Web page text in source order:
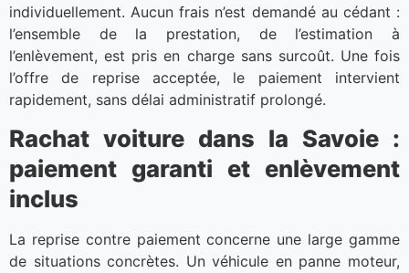
individuellement. Aucun frais n’est demandé au cédant :
l’ensemble de la prestation, de l’estimation à
l’enlèvement, est pris en charge sans surcoût. Une fois
l’offre de reprise acceptée, le paiement intervient
rapidement, sans délai administratif prolongé.
Rachat voiture dans la Savoie :
paiement garanti et enlèvement
inclus
La reprise contre paiement concerne une large gamme
de situations concrètes. Un véhicule en panne moteur,